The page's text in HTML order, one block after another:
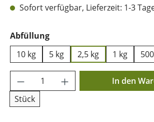
Sofort verfügbar, Lieferzeit: 1-3
Abfüllungauswählen
10 kg
5 kg 2,5 kg 1 kg
Produkt Anzahl: Gib den
Stück
In den